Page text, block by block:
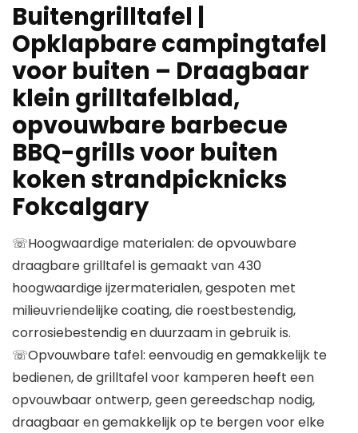
Buitengrilltafel |
Opklapbare campingtafel
voor buiten – Draagbaar
klein grilltafelblad,
opvouwbare barbecue
BBQ-grills voor buiten
koken strandpicknicks
Fokcalgary
☏Hoogwaardige materialen: de opvouwbare
draagbare grilltafel is gemaakt van 430
hoogwaardige ijzermaterialen, gespoten met
milieuvriendelijke coating, die roestbestendig,
corrosiebestendig en duurzaam in gebruik is.
☏Opvouwbare tafel: eenvoudig en gemakkelijk te
bedienen, de grilltafel voor kamperen heeft een
opvouwbaar ontwerp, geen gereedschap nodig,
draagbaar en gemakkelijk op te bergen voor elke